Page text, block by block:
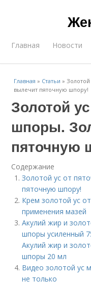
Главная Новости
Главная » Статьи »
вылечит пяточную шпору!
Золотой
шпоры.
пяточную
Содержание
Золотой ус от
пяточную шпору!
Крем золотой ус
применения мазей
Акулий жир и
шпоры усиленный
Акулий жир и
шпоры 20 мл
Видео золотой ус
не только